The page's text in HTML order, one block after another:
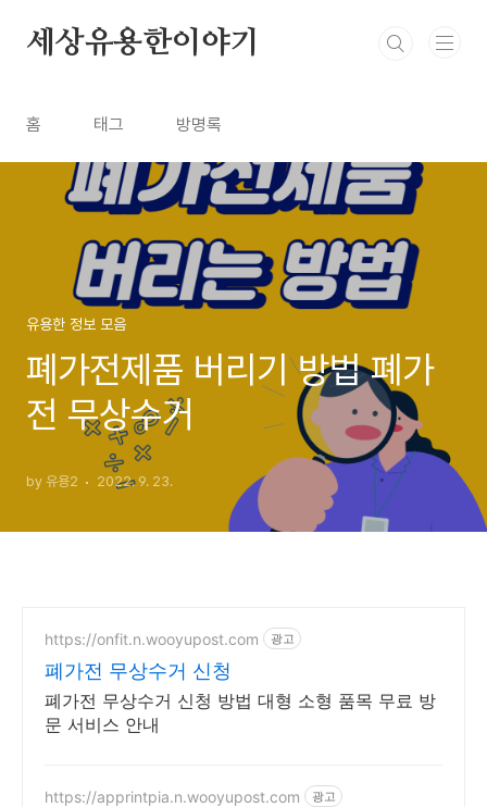
세상유용한이야기
홈 태그 방명록
유용한 정보 모음
폐가전제품 버리기 방법 폐가
전 무상수거
by 유용2 2022. 9. 23.
https://onfit.n.wooyupost.com 광고
폐가전 무상수거 신청
폐가전 무상수거 신청 방법 대형 소형 품목 무료 방
문 서비스 안내
https://apprintpia.n.wooyupost.com 광고